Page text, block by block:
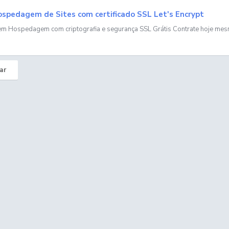
de Sites com certificado SSL Let's Encrypt
Hospedagem com criptografia e segurança SSL Grátis Contrate hoje